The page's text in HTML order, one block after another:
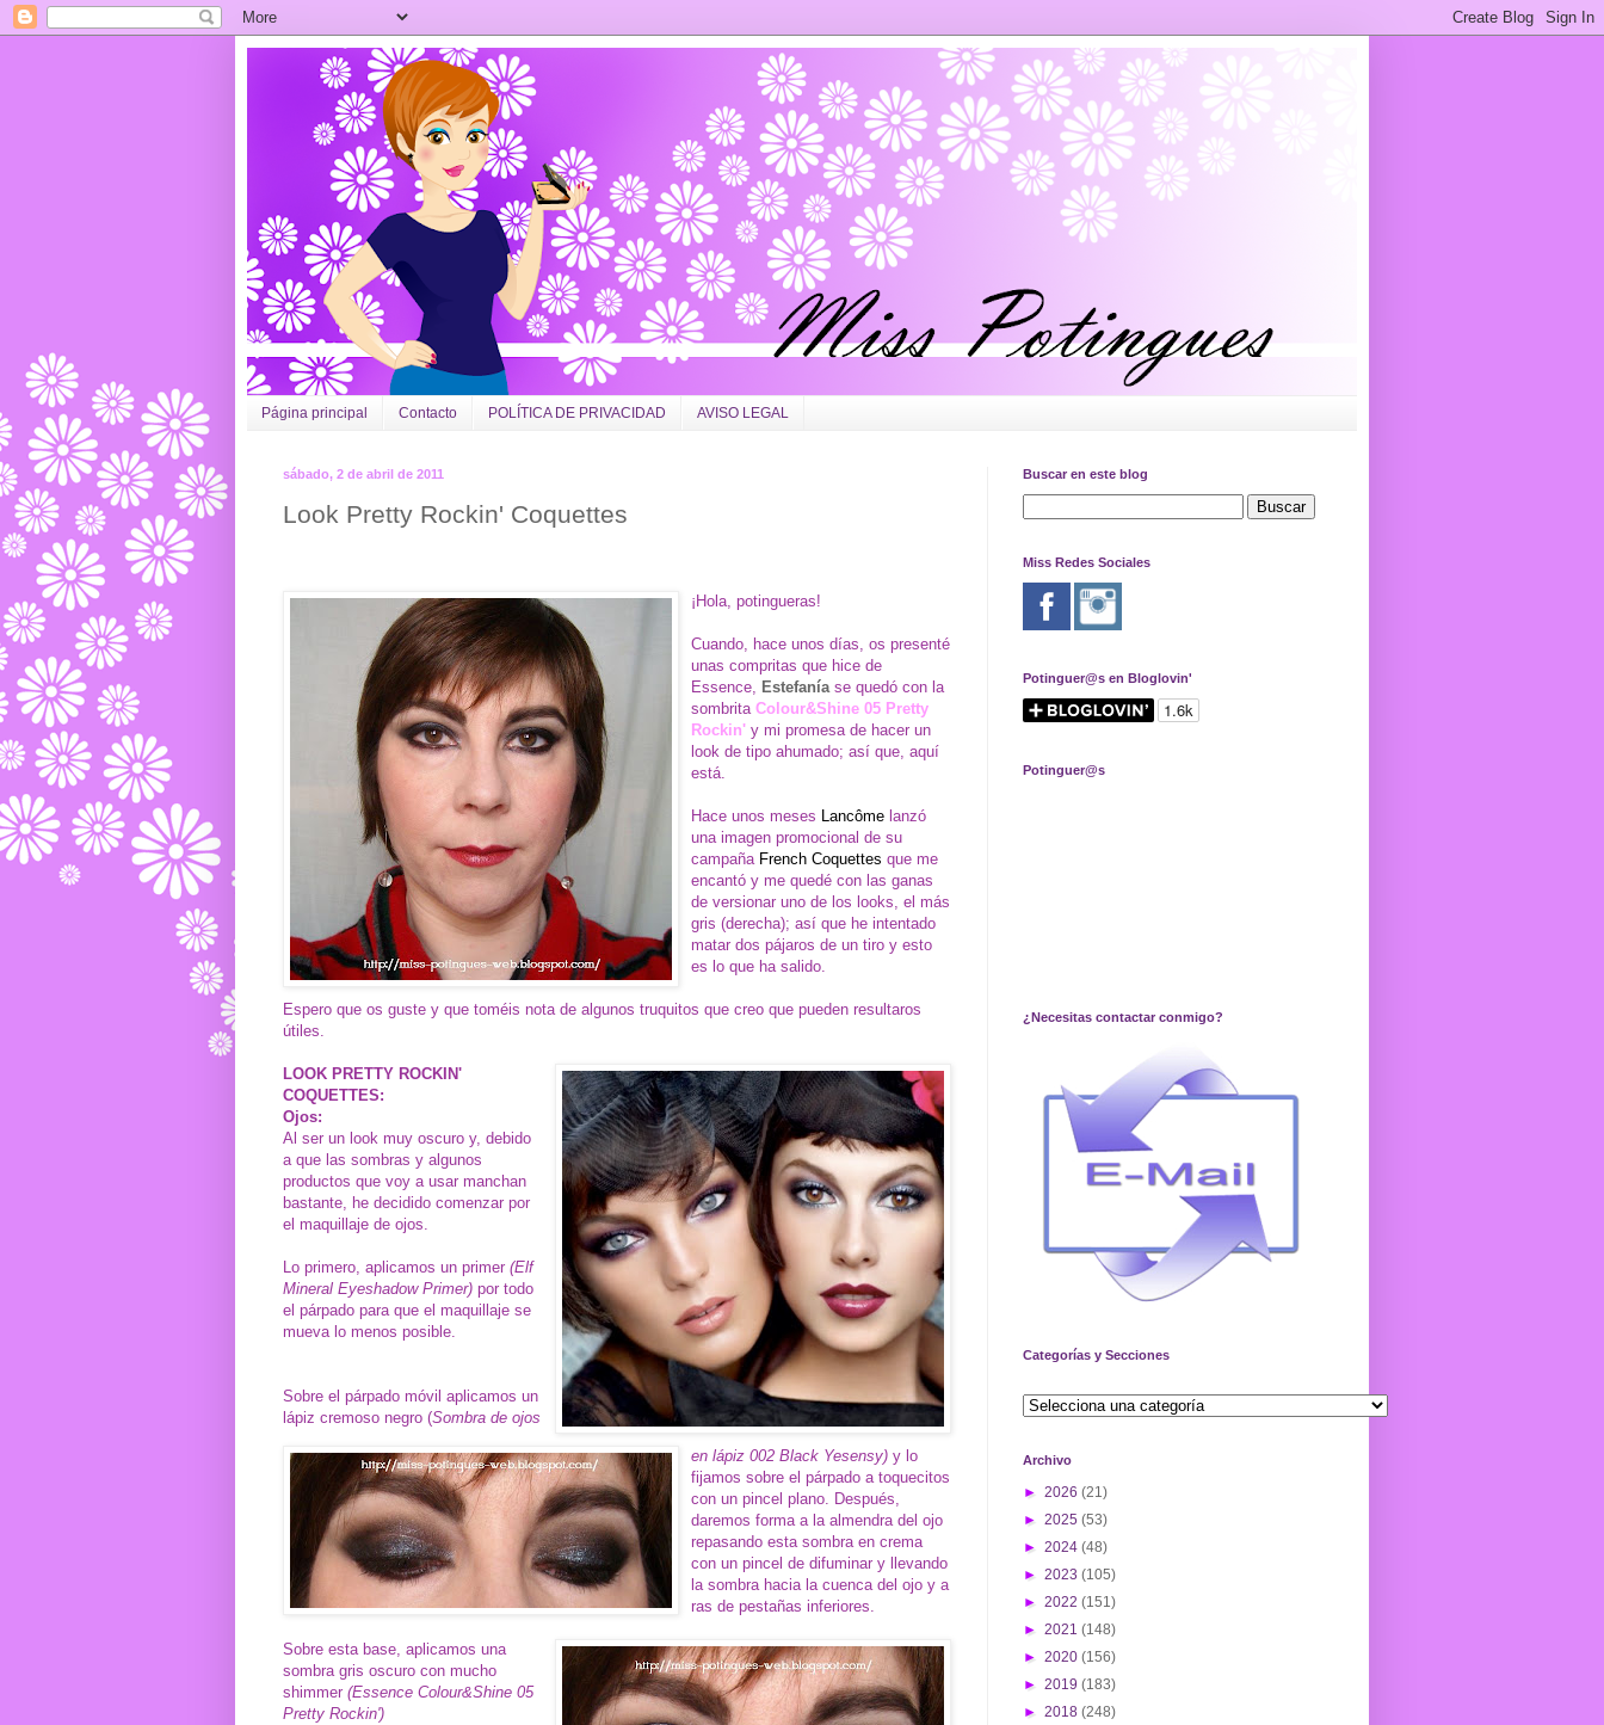
Página principal Contacto POLÍTICA DE PRIVACIDAD AVISO LEGAL
sábado, 2 de abril de 2011
Look Pretty Rockin' Coquettes
¡Hola, potingueras!
Cuando, hace unos días, os presenté
unas compritas que hice de
Essence, Estefaníase quedó con la
sombrita Colour&Shine 05 Pretty
Rockin' y mi promesa de hacer un
look de tipo ahumado; así que, aquí
está.
Hace unos meses Lancôme lanzó
una imagen promocional de su
campaña French Coquettes que me
encantó y me quedé con las ganas
de versionar uno de los looks, el más
gris (derecha); así que he intentado
matar dos pájaros de un tiro y esto
es lo que ha salido.
Espero que os guste y que toméis nota de algunos truquitos que creo que pueden resultaros
útiles.
LOOK PRETTY ROCKIN'
COQUETTES:
Ojos:
Al ser un look muy oscuro y, debido
a que las sombras y algunos
productos que voy a usar manchan
bastante, he decidido comenzar por
el maquillaje de ojos.
Lo primero, aplicamos un primer (Elf
Mineral Eyeshadow Primer) por todo
el párpado para que el maquillaje se
mueva lo menos posible.
Sobre el párpado móvil aplicamos un
lápiz cremoso negro (Sombra de ojos
en lápiz 002 Black Yesensy) y lo
fijamos sobre el párpado a toquecitos
con un pincel plano. Después,
daremos forma a la almendra del ojo
repasando esta sombra en crema
con un pincel de difuminar y llevando
la sombra hacia la cuenca del ojo y a
ras de pestañas inferiores.
Sobre esta base, aplicamos una
sombra gris oscuro con mucho
shimmer (Essence Colour&Shine 05
Pretty Rockin')
Buscar en este blog
Miss Redes Sociales
Potinguer@s en Bloglovin'
Potinguer@s
¿Necesitas contactar conmigo?
Categorías y Secciones
Archivo
► 2026 (21)
► 2025 (53)
► 2024 (48)
► 2023 (105)
► 2022 (151)
► 2021 (148)
► 2020 (156)
► 2019 (183)
► 2018 (248)